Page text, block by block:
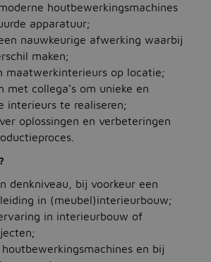
houtbewerkingsmachines
apparatuur;
nauwkeurige afwerking waarbij
maken;
maatwerkinterieurs op locatie;
met collega’s om unieke en
interieurs te realiseren;
oplossingen en verbeteringen
denkniveau, bij voorkeur een
in (meubel)interieurbouw;
in interieurbouw of
en bij
plaatsen